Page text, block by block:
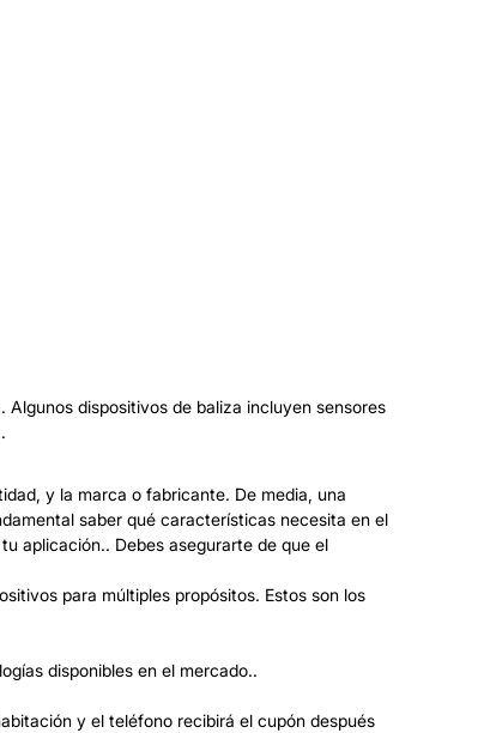
dispositivos de baliza incluyen sensores
y la marca o fabricante. De media, una
saber qué características necesita en el
aplicación.. Debes asegurarte de que el
para múltiples propósitos. Estos son los
disponibles en el mercado..
y el teléfono recibirá el cupón después